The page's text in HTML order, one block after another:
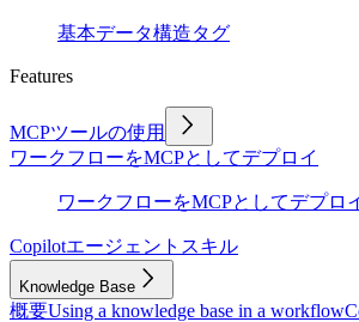
基本データ構造タグ
Features
MCPツールの使用
ワークフローをMCPとしてデプロイ
ワークフローをMCPとしてデプロ
Copilotエージェントスキル
Knowledge Base
概要Using a knowledge base in a workflow